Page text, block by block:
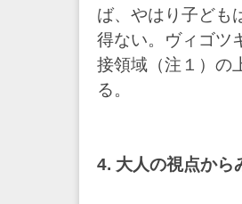
ば、やはり子ども
得ない。ヴィゴツ
接領域（注１）の
る。
4. 大人の視点から